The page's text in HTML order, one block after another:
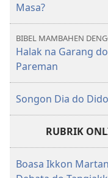
Masa?
BIBEL MAMBAHEN
Halak na Garang
Pareman
Songon Dia do
RUBRIK
Boasa Ikkon